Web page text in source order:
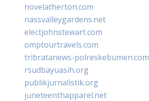
novelatherton.com
nassvalleygardens.net
electjohnstewart.com
omptourtravels.com
tribratanews-polreskebumen.com
rsudbayuasih.org
publikjurnalistik.org
juneteenthapparel.net